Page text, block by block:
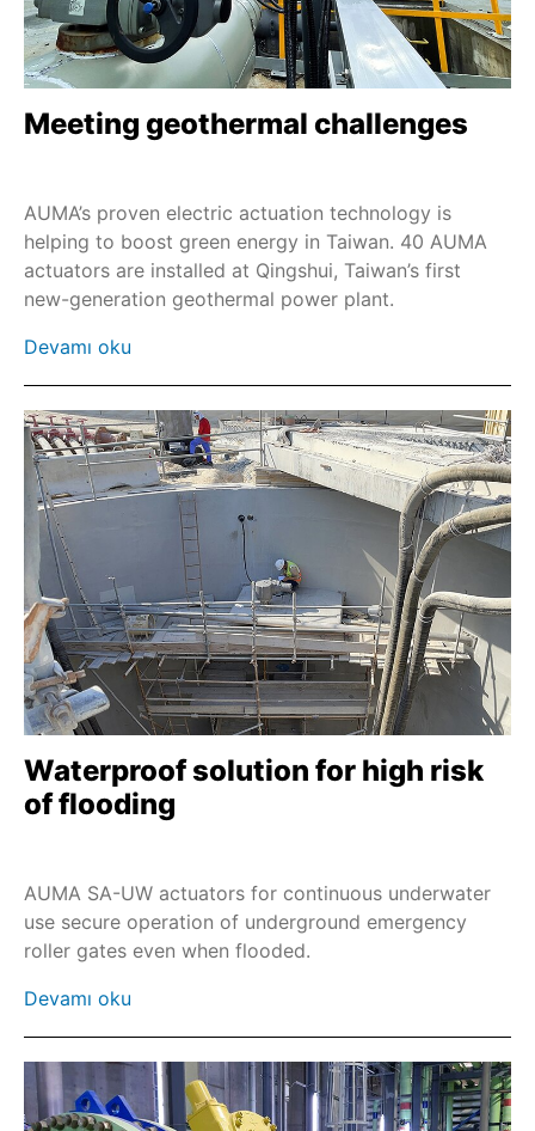
Meeting geothermal challenges
AUMA’s proven electric actuation technology is
helping to boost green energy in Taiwan. 40 AUMA
actuators are installed at Qingshui, Taiwan’s first
new-generation geothermal power plant.
Devamı oku
Waterproof solution for high risk
of flooding
AUMA SA-UW actuators for continuous underwater
use secure operation of underground emergency
roller gates even when flooded.
Devamı oku